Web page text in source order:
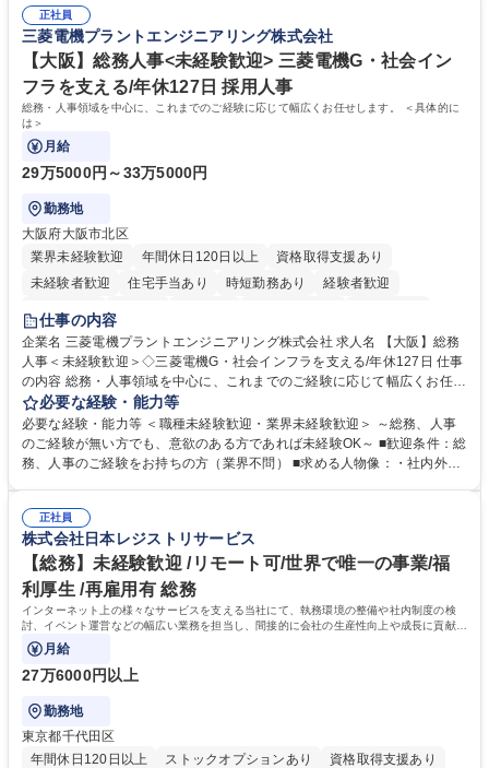
の他に担当頂く業務が発生する場合があります。 募集職種 【営業事務】
業務職/三井物産グループ/平均残業時間10H/完全週休2日
ション力がある方。 ・チャレンジを厭わず、粘り強く業務に取り組める
方。多様な関係者と謙虚に信頼関係を構築でき、期限を意識したスケジュ
ール管理が出来る方。※将来的に他部署（営業部門、コーポレート部門）
へのジョブローテーションの可能性があります。 学歴・資格 学歴：大学
院 大学 語学力： 資格：宅地建物取引士
正社員
三菱電機プラントエンジニアリング株式会社
【大阪】総務人事<未経験歓迎> 三菱電機G・社会イン
フラを支える/年休127日 採用人事
総務・人事領域を中心に、これまでのご経験に応じて幅広くお任せします。 ＜具体的に
は＞
月給
29万5000円～33万5000円
勤務地
大阪府大阪市北区
業界未経験歓迎
年間休日120日以上
資格取得支援あり
未経験者歓迎
住宅手当あり 時短勤務あり
経験者歓迎
退職金あり
駅近5分以内
土日祝休み 服装自由 寮・社宅あり 食事補助あり
仕事の内容
企業名 三菱電機プラントエンジニアリング株式会社 求人名 【大阪】総務
人事＜未経験歓迎＞◇三菱電機G・社会インフラを支える/年休127日 仕事
の内容 総務・人事領域を中心に、これまでのご経験に応じて幅広くお任せ
します。 ＜具体的には＞ ・総務/人事労務（給与・社保・勤怠管理など）
・採用・教育研修 ・福利厚生運用 など ※基本的には事務所勤務ですが、
採用や教育等の業務内容により、関西圏以外への日帰り・宿泊を伴う国内
出張もございます。 ※担当業務を持ちつつ、お互いに助け合いながら、総
必要な経験・能力等
必要な経験・能力等 ＜職種未経験歓迎・業界未経験歓迎＞ ～総務、人事
のご経験が無い方でも、意欲のある方であれば未経験OK～ ■歓迎条件：総
務、人事のご経験をお持ちの方（業界不問） ■求める人物像：・社内外の
正社員
株式会社日本レジストリサービス
【総務】未経験歓迎 /リモート可/世界で唯一の事業/福
利厚生 /再雇用有 総務
インターネット上の様々なサービスを支える当社にて、執務環境の整備や社内制度の検
討、イベント運営などの幅広い業務を担当し、間接的に会社の生産性向上や成長に貢献し
ている部署です。
月給
27万6000円以上
勤務地
東京都千代田区
年間休日120日以上
ストックオプションあり
資格取得支援あり